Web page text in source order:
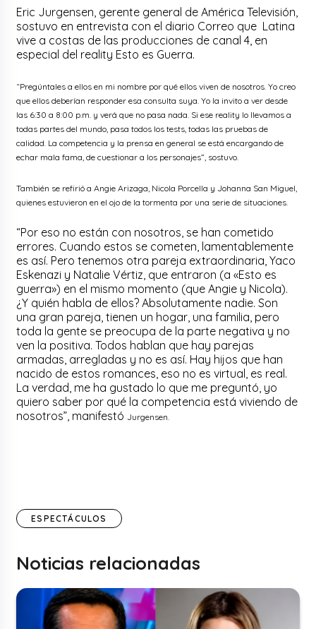
Eric Jurgensen, gerente general de América Televisión,
sostuvo en entrevista con el diario Correo que Latina
vive a costas de las producciones de canal 4, en
especial del reality Esto es Guerra.
“Pregúntales a ellos en mi nombre por qué ellos viven de nosotros. Yo creo
que ellos deberían responder esa consulta suya. Yo la invito a ver desde
las 6:30 a 8:00 p.m. y verá que no pasa nada. Si ese reality lo llevamos a
todas partes del mundo, pasa todos los tests, todas las pruebas de
calidad. La competencia y la prensa en general se está encargando de
echar mala fama, de cuestionar a los personajes”, sostuvo.
También se refirió a Angie Arizaga, Nicola Porcella y Johanna San Miguel,
quienes estuvieron en el ojo de la tormenta por una serie de situaciones.
“Por eso no están con nosotros, se han cometido
errores. Cuando estos se cometen, lamentablemente
es así. Pero tenemos otra pareja extraordinaria, Yaco
Eskenazi y Natalie Vértiz, que entraron (a «Esto es
guerra») en el mismo momento (que Angie y Nicola).
¿Y quién habla de ellos? Absolutamente nadie. Son
una gran pareja, tienen un hogar, una familia, pero
toda la gente se preocupa de la parte negativa y no
ven la positiva. Todos hablan que hay parejas
armadas, arregladas y no es así. Hay hijos que han
nacido de estos romances, eso no es virtual, es real.
La verdad, me ha gustado lo que me preguntó, yo
quiero saber por qué la competencia está viviendo de
nosotros”, manifestó Jurgensen.
ESPECTÁCULOS
Noticias relacionadas